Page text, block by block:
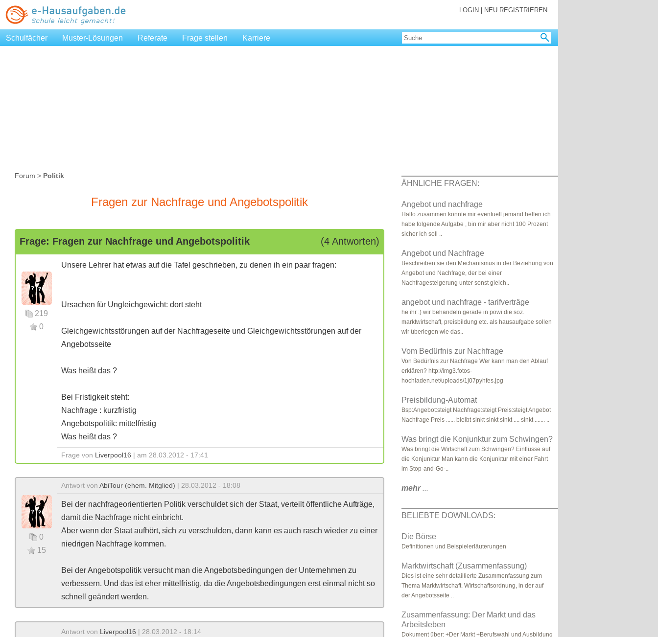
LOGIN NEU REGISTRIEREN
Schulfächer Muster-Lösungen Referate Frage stellen Karriere
Forum > Politik
Fragen zur Nachfrage und Angebotspolitik
Frage: Fragen zur Nachfrage und Angebotspolitik (4 Antworten)
219
0
Unsere Lehrer hat etwas auf die Tafel geschrieben, zu denen ih ein paar fragen:
Ursachen für Ungleichgewicht: dort steht
Gleichgewichtsstörungen auf der Nachfrageseite und Gleichgewichtsstörungen auf der
Angebotsseite
Was heißt das ?
Bei Fristigkeit steht:
Nachfrage : kurzfristig
Angebotspolitik: mittelfristig
Was heißt das ?
Frage von Liverpool16 | am 28.03.2012 - 17:41
0
15
Antwort von AbiTour (ehem. Mitglied) | 28.03.2012 - 18:08
Bei der nachfrageorientierten Politik verschuldet sich der Staat, verteilt öffentliche Aufträge,
damit die Nachfrage nicht einbricht.
Aber wenn der Staat aufhört, sich zu verschulden, dann kann es auch rasch wieder zu einer
niedrigen Nachfrage kommen.
Bei der Angebotspolitik versucht man die Angebotsbedingungen der Unternehmen zu
verbessern. Und das ist eher mittelfristig, da die Angebotsbedingungen erst einmal nicht so
schnell geändert werden.
Antwort von Liverpool16 | 28.03.2012 - 18:14
ÄHNLICHE FRAGEN:
Angebot und nachfrage
Hallo zusammen könnte mir eventuell jemand helfen ich
habe folgende Aufgabe , bin mir aber nicht 100 Prozent
sicher Ich soll ..
Angebot und Nachfrage
Beschreiben sie den Mechanismus in der Beziehung von
Angebot und Nachfrage, der bei einer
Nachfragesteigerung unter sonst gleich..
angebot und nachfrage - tarifverträge
he ihr :) wir behandeln gerade in powi die soz.
marktwirtschaft, preisbildung etc. als hausaufgabe sollen
wir überlegen wie das..
Vom Bedürfnis zur Nachfrage
Von Bedürfnis zur Nachfrage Wer kann man den Ablauf
erklären? http://img3.fotos-
hochladen.net/uploads/1j07pyhfes.jpg
Preisbildung-Automat
Bsp:Angebot:steigt Nachfrage:steigt Preis:steigt Angebot
Nachfrage Preis ...... bleibt sinkt sinkt sinkt .... sinkt ....... ..
Was bringt die Konjunktur zum Schwingen?
Was bringt die Wirtschaft zum Schwingen? Einflüsse auf
die Konjunktur Man kann die Konjunktur mit einer Fahrt
im Stop-and-Go-..
mehr...
BELIEBTE DOWNLOADS:
Die Börse
Definitionen und Beispielerläuterungen
Marktwirtschaft (Zusammenfassung)
Dies ist eine sehr detaillierte Zusammenfassung zum
Thema Marktwirtschaft. Wirtschaftsordnung, in der auf
der Angebotsseite ..
Zusammenfassung: Der Markt und das
Arbeitsleben
Dokument über: +Der Markt +Berufswahl und Ausbildung